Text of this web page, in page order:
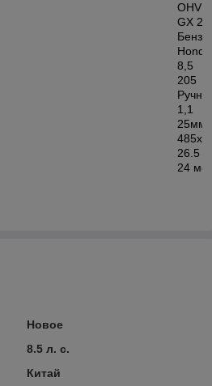
OHV
GX
8,5
205
1,1
25мм
26.5
24
Новое
8.5 л. с.
Китай